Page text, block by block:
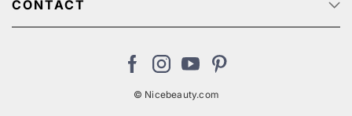
Stærevej 2,
6705 Esbjerg, Denmark
CONTACT
© Nicebeauty.com